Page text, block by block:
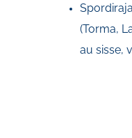
(Torma,
au sisse,